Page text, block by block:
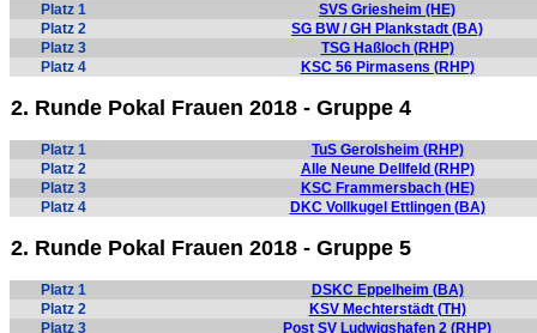
Platz 1
SVS Griesheim (HE)
Platz 2
SG BW / GH Plankstadt (BA)
Platz 3
TSG Haßloch (RHP)
Platz 4
KSC 56 Pirmasens (RHP)
2. Runde Pokal Frauen 2018 - Gruppe 4
Platz 1
TuS Gerolsheim (RHP)
Platz 2
Alle Neune Dellfeld (RHP)
Platz 3
KSC Frammersbach (HE)
Platz 4
DKC Vollkugel Ettlingen (BA)
2. Runde Pokal Frauen 2018 - Gruppe 5
Platz 1
DSKC Eppelheim (BA)
Platz 2
KSV Mechterstädt (TH)
Platz 3
Post SV Ludwigshafen 2 (RHP)